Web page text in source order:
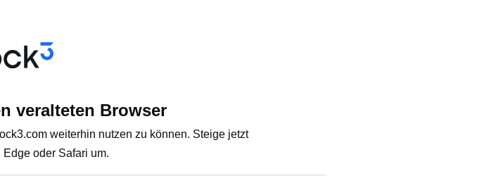
veralteten Browser
weiterhin nutzen zu können. Steige jetzt
oder Safari um.